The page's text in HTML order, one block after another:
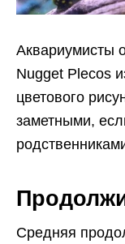
Аквариумисты
Nugget Plecos
цветового
заметными,
Средняя